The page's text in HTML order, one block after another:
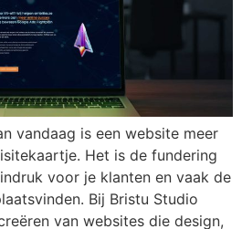
vandaag is een website meer
Het is de fundering
voor je klanten en vaak de
Bij Bristu Studio
van websites die design,